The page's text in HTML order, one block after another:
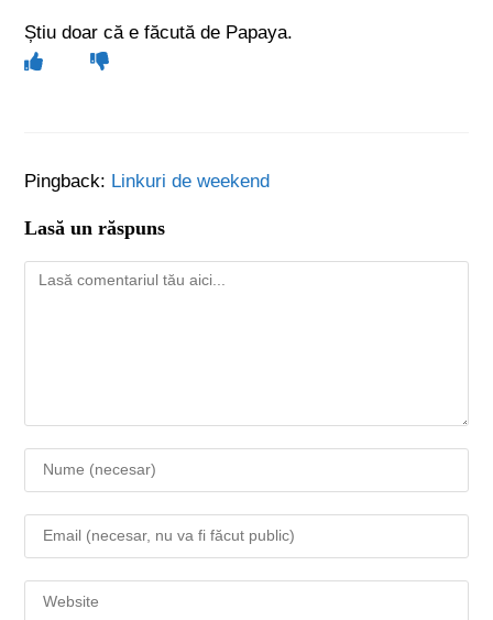
Știu doar că e făcută de Papaya.
Pingback: Linkuri de weekend
Lasă un răspuns